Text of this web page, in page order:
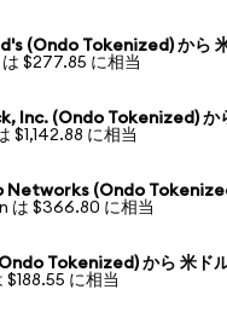
(Ondo Tokenized) から
$277.85 に相当
Inc. (Ondo Tokenized) か
$1,142.88 に相当
Networks (Ondo
は $366.80 に相当
Tokenized) から 米ド
$188.55 に相当